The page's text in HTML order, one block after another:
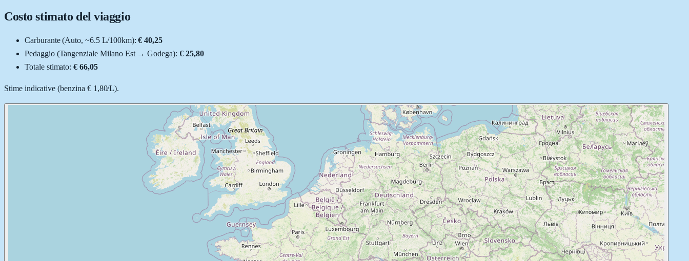
Costo stimato del viaggio
Carburante (Auto, ~6.5 L/100km): € 40,25
Pedaggio (Tangenziale Milano Est→Godega): € 25,80
Totale stimato:€ 66,05
Stime indicative (benzina € 1,80/L).